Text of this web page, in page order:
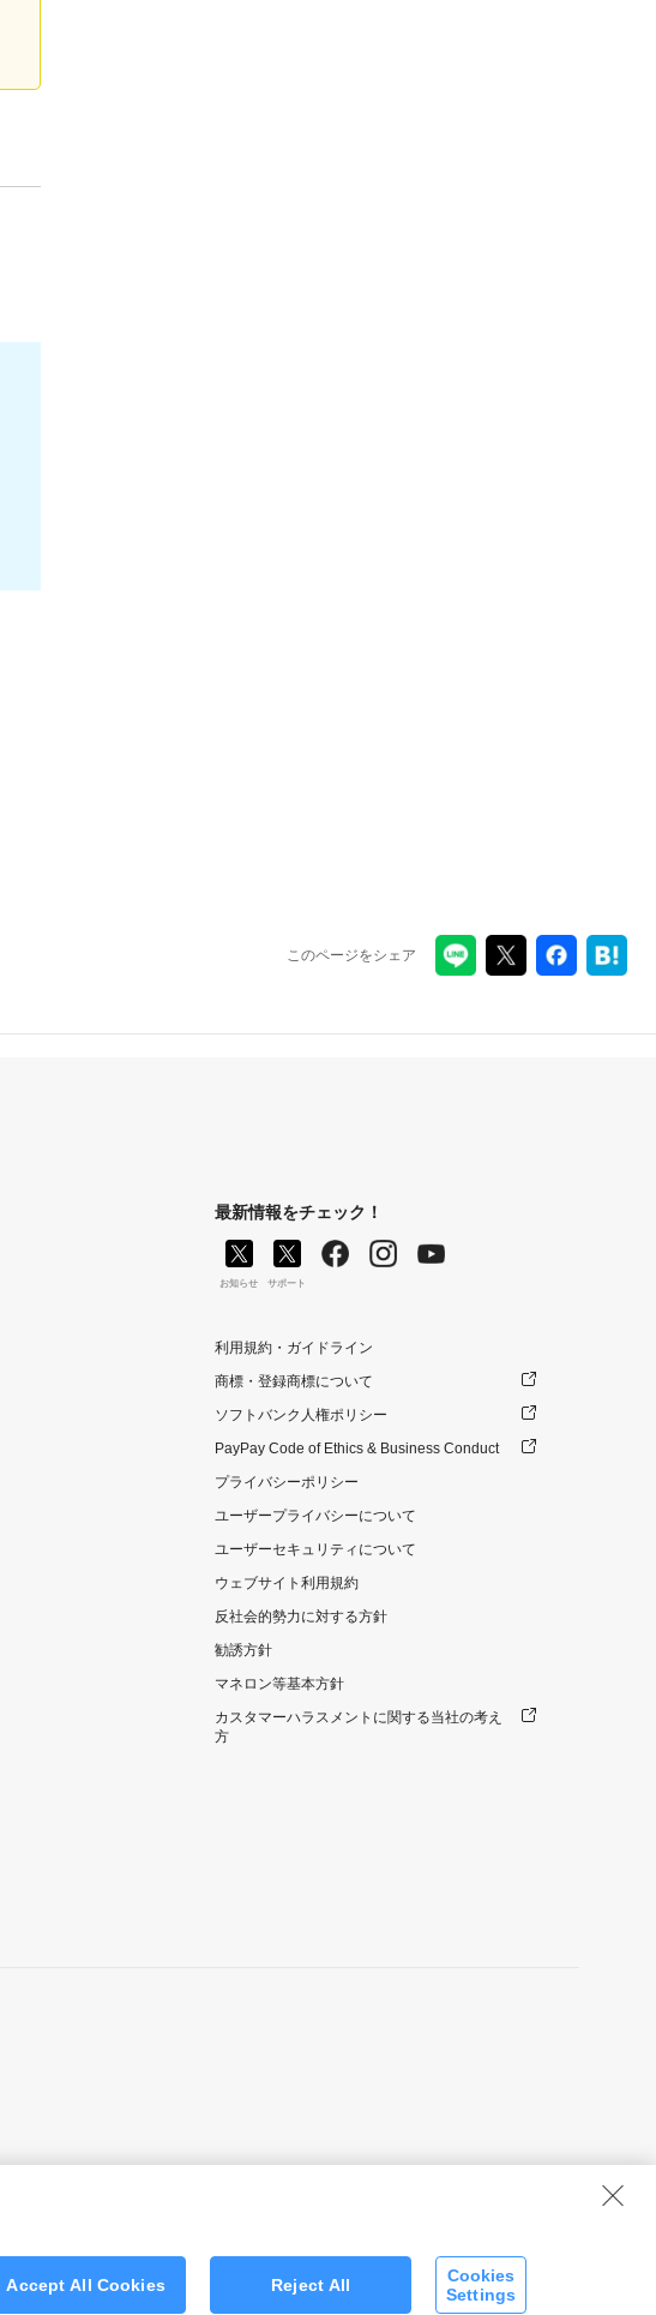
このページをシェア
最新情報をチェック！
お知らせ サポート
利用規約・ガイドライン
商標・登録商標について
ソフトバンク人権ポリシー
PayPay Code of Ethics & Business Conduct
プライバシーポリシー
ユーザープライバシーについて
ユーザーセキュリティについて
ウェブサイト利用規約
反社会的勢力に対する方針
勧誘方針
マネロン等基本方針
カスタマーハラスメントに関する当社の考え
方
Cookies
Settings
Reject All
Accept All Cookies